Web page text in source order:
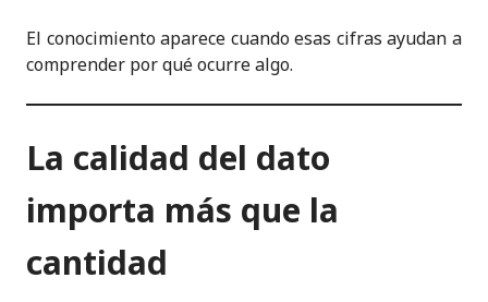
El conocimiento aparece cuando esas cifras ayudan a
comprender por qué ocurre algo.
La calidad del dato
importa más que la
cantidad